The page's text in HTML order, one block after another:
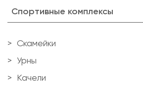
Спортивные комплексы
Скамейки
Урны
Качели